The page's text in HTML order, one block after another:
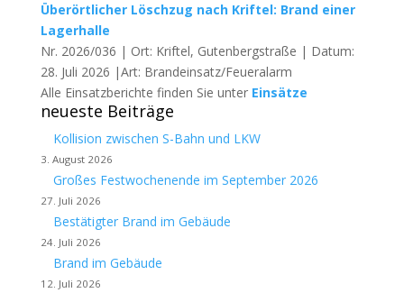
Überörtlicher Löschzug nach Kriftel: Brand einer
Lagerhalle
Nr. 2026/036 | Ort: Kriftel, Gutenbergstraße | Datum:
28. Juli 2026 |Art: Brandeinsatz/Feueralarm
Alle Einsatzberichte finden Sie unter Einsätze
neueste Beiträge
Kollision zwischen S-Bahn und LKW
3. August 2026
Großes Festwochenende im September 2026
27. Juli 2026
Bestätigter Brand im Gebäude
24. Juli 2026
Brand im Gebäude
12. Juli 2026